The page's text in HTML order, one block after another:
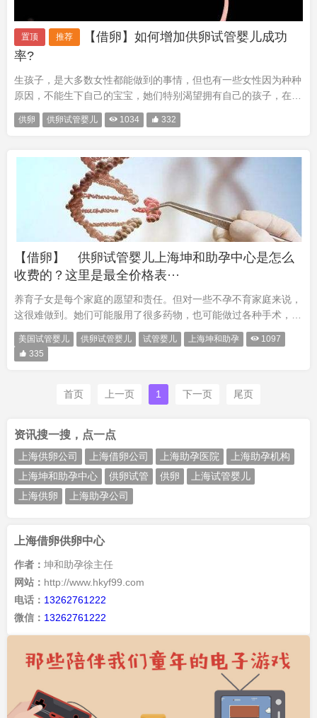
置顶 推荐
【借卵】如何增加供卵试管婴儿成功
率?
生孩子，是大多数女性都能做到的事情，但也有一些女性因为种种
原因，不能生下自己的宝宝，她们特别渴望拥有自己的孩子，在经
过多次治疗后，她们想选择了做上海供卵试管婴儿，可是供卵试管
婴儿是不是完美的，也有它的好处和坏处。 一、好处 1、首先，
供卵 供卵试管婴儿  1034  332
【借卵】 供卵试管婴儿上海坤和助孕中心是怎么
收费的？这里是最全价格表···
养育子女是每个家庭的愿望和责任。但对一些不孕不育家庭来说，
这很难做到。她们可能服用了很多药物，也可能做过各种手术，还
可能经历过几次试管失败。最后，她们听说美国试管婴儿能够帮助
不孕症患者生育孩子，于是就点燃了想去做美国试管婴儿的心。那
么，供卵···
美国试管婴儿 供卵试管婴儿 试管婴儿 上海坤和助孕  1097
 335
首页 上一页 1 下一页 尾页
资讯搜一搜，点一点
上海供卵公司 上海借卵公司 上海助孕医院
上海助孕机构
上海坤和助孕中心
供卵试管 供卵
上海试管婴儿
上海供卵
上海助孕公司
上海借卵供卵中心
作者： 坤和助孕徐主任
网站： http://www.hkyf99.com
电话： 13262761222
微信： 13262761222